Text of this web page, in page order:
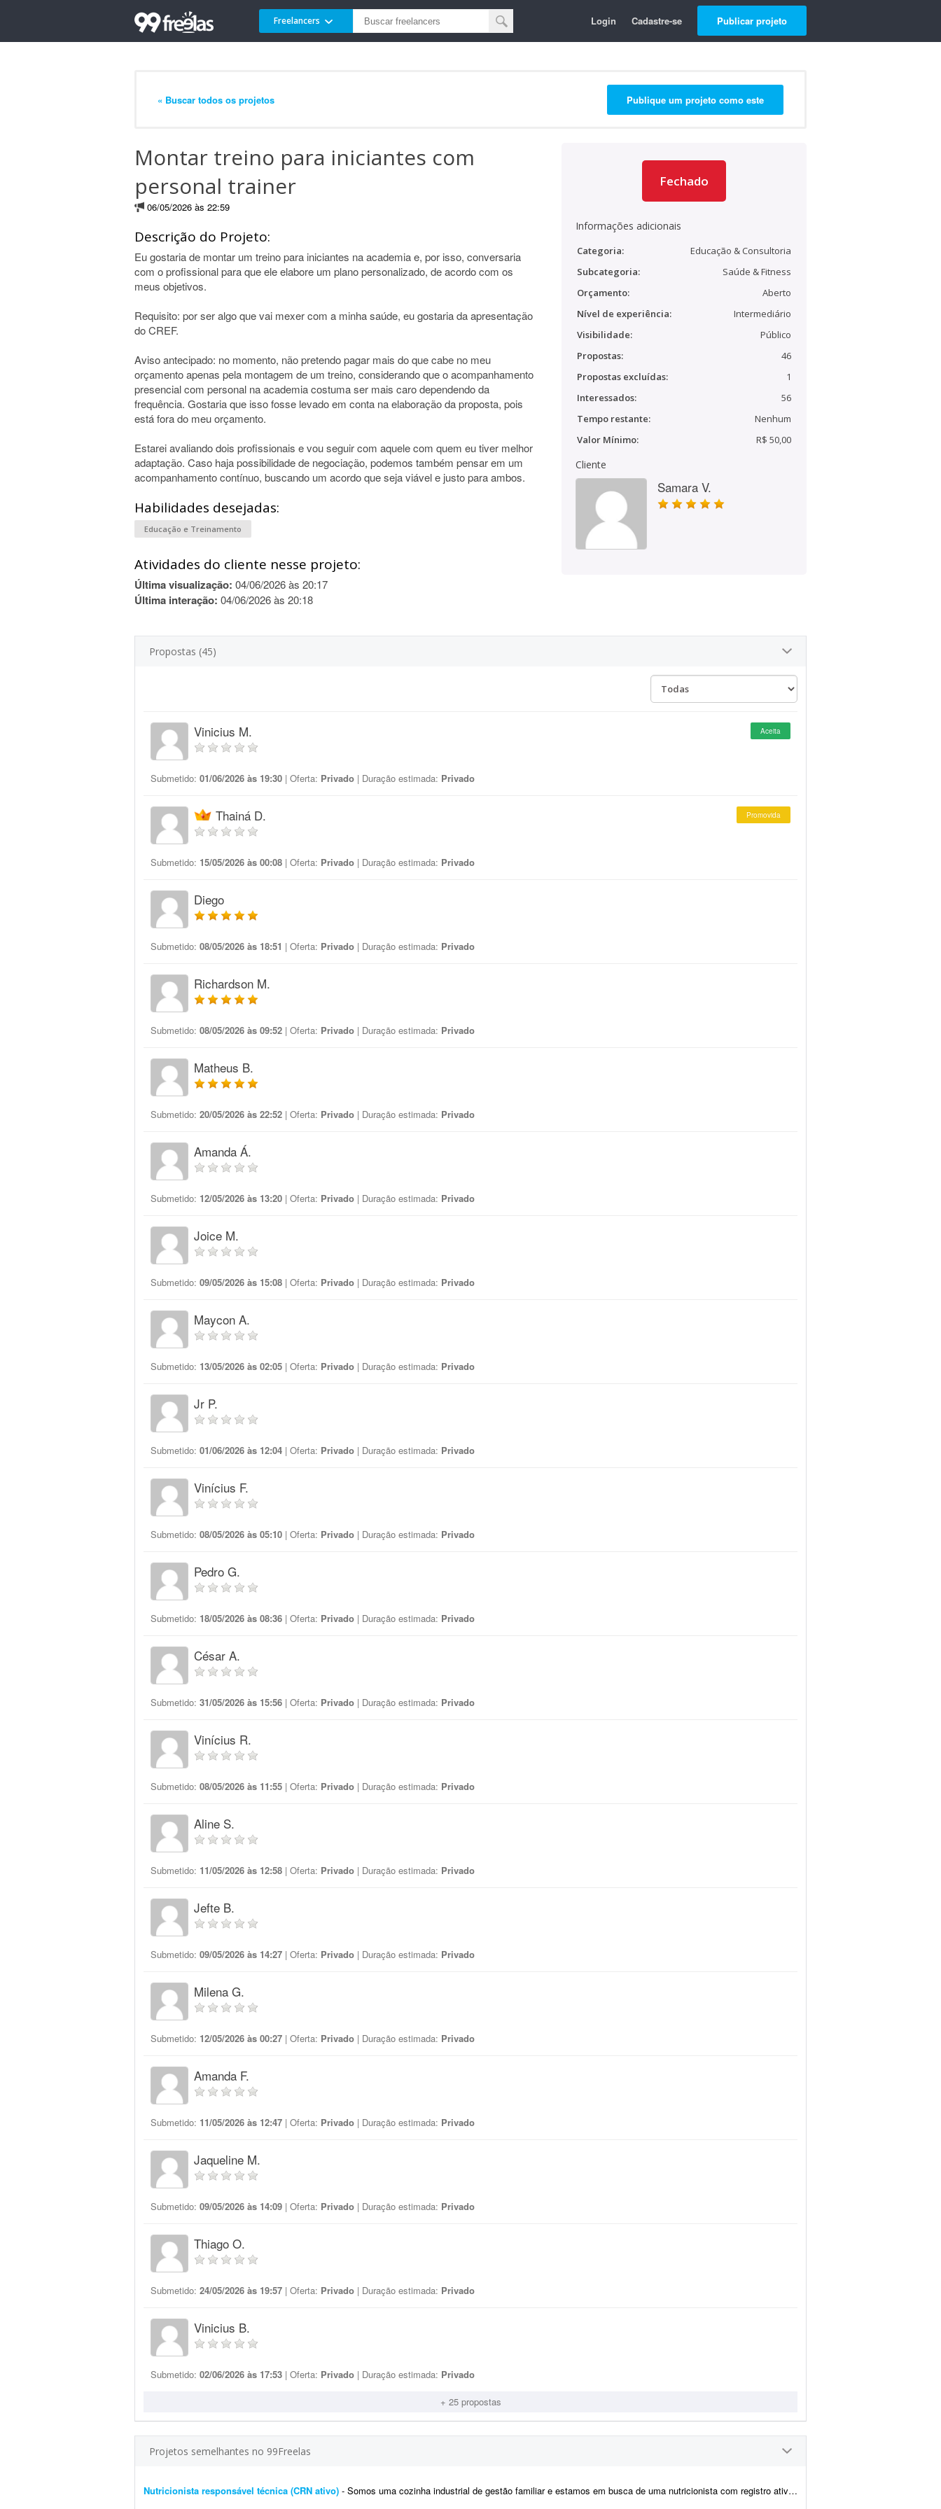
Freelancers Login Cadastre-se Publicar projeto
« Buscar todos os projetos Publique um projeto como este
Montar treino para iniciantes com
personal trainer
06/05/2026 às 22:59
Descrição do Projeto:
Eu gostaria de montar um treino para iniciantes na academia e, por isso, conversaria
com o profissional para que ele elabore um plano personalizado, de acordo com os
meus objetivos.
Requisito: por ser algo que vai mexer com a minha saúde, eu gostaria da apresentação
do CREF.
Aviso antecipado: no momento, não pretendo pagar mais do que cabe no meu
orçamento apenas pela montagem de um treino, considerando que o acompanhamento
presencial com personal na academia costuma ser mais caro dependendo da
frequência. Gostaria que isso fosse levado em conta na elaboração da proposta, pois
está fora do meu orçamento.
Estarei avaliando dois profissionais e vou seguir com aquele com quem eu tiver melhor
adaptação. Caso haja possibilidade de negociação, podemos também pensar em um
acompanhamento contínuo, buscando um acordo que seja viável e justo para ambos.
Habilidades desejadas:
Educação e Treinamento
Atividades do cliente nesse projeto:
Última visualização: 04/06/2026 às 20:17
Última interação: 04/06/2026 às 20:18
Fechado
Informações adicionais
Categoria:
Educação & Consultoria
Subcategoria:
Saúde & Fitness
Orçamento:
Aberto
Nível de experiência:
Intermediário
Visibilidade:
Público
Propostas:
46
Propostas excluídas:
1
Interessados:
56
Tempo restante:
Nenhum
Valor Mínimo:
R$ 50,00
Cliente
Samara V.
Propostas (45)
Vinicius M. Aceita
Submetido: 01/06/2026 às 19:30 | Oferta: Privado | Duração estimada: Privado
Thainá D. Promovida
Submetido: 15/05/2026 às 00:08 | Oferta: Privado | Duração estimada: Privado
Diego
Submetido: 08/05/2026 às 18:51 | Oferta: Privado | Duração estimada: Privado
Richardson M.
Submetido: 08/05/2026 às 09:52 | Oferta: Privado | Duração estimada: Privado
Matheus B.
Submetido: 20/05/2026 às 22:52 | Oferta: Privado | Duração estimada: Privado
Amanda Á.
Submetido: 12/05/2026 às 13:20 | Oferta: Privado | Duração estimada: Privado
Joice M.
Submetido: 09/05/2026 às 15:08 | Oferta: Privado | Duração estimada: Privado
Maycon A.
Submetido: 13/05/2026 às 02:05 | Oferta: Privado | Duração estimada: Privado
Jr P.
Submetido: 01/06/2026 às 12:04 | Oferta: Privado | Duração estimada: Privado
Vinícius F.
Submetido: 08/05/2026 às 05:10 | Oferta: Privado | Duração estimada: Privado
Pedro G.
Submetido: 18/05/2026 às 08:36 | Oferta: Privado | Duração estimada: Privado
César A.
Submetido: 31/05/2026 às 15:56 | Oferta: Privado | Duração estimada: Privado
Vinícius R.
Submetido: 08/05/2026 às 11:55 | Oferta: Privado | Duração estimada: Privado
Aline S.
Submetido: 11/05/2026 às 12:58 | Oferta: Privado | Duração estimada: Privado
Jefte B.
Submetido: 09/05/2026 às 14:27 | Oferta: Privado | Duração estimada: Privado
Milena G.
Submetido: 12/05/2026 às 00:27 | Oferta: Privado | Duração estimada: Privado
Amanda F.
Submetido: 11/05/2026 às 12:47 | Oferta: Privado | Duração estimada: Privado
Jaqueline M.
Submetido: 09/05/2026 às 14:09 | Oferta: Privado | Duração estimada: Privado
Thiago O.
Submetido: 24/05/2026 às 19:57 | Oferta: Privado | Duração estimada: Privado
Vinicius B.
Submetido: 02/06/2026 às 17:53 | Oferta: Privado | Duração estimada: Privado
+ 25 propostas
Projetos semelhantes no 99Freelas
Nutricionista responsável técnica (CRN ativo) - Somos uma cozinha industrial de gestão familiar e estamos em busca de uma nutricionista com registro ativo no CRN para atuar como responsável técnica (RT). A atuaç&atil...